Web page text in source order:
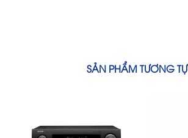
SẢN PHẨM TƯƠNG TỰ